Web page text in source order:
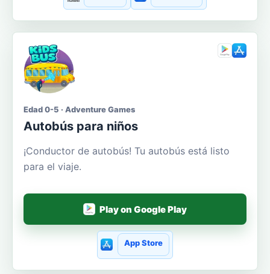
Edad 0-5 · Adventure Games
Autobús para niños
¡Conductor de autobús! Tu autobús está listo
para el viaje.
Play on Google Play
App Store